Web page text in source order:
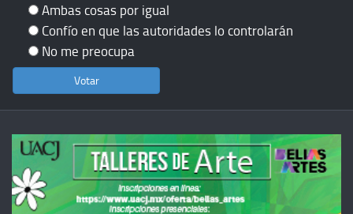
Ambas cosas por igual
Confío en que las autoridades lo controlarán
No me preocupa